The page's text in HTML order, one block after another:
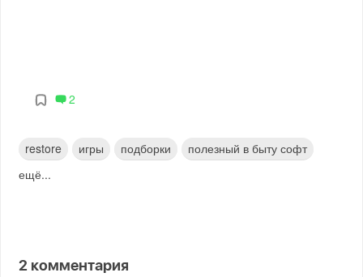
2
restore игры подборки
полезный в быту софт
ещё...
2 комментария